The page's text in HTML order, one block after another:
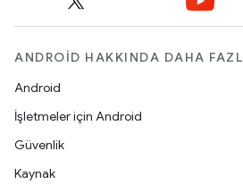
ANDROID HAKKINDA DAHA
Android
İşletmeler için Android
Güvenlik
Kaynak